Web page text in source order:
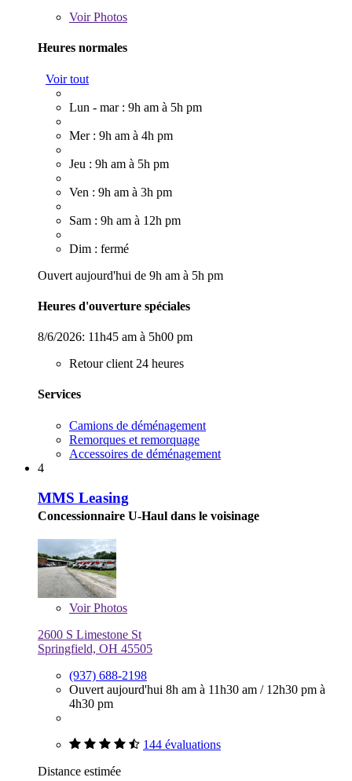
VoirPhotos
Heures normales
Voir tout
Lun - mar : 9h am à 5h pm
Mer : 9h am à 4h pm
Jeu : 9h am à 5h pm
Ven : 9h am à 3h pm
Sam : 9h am à 12h pm
Dim : fermé
Ouvert aujourd'hui de 9h am à 5h pm
Heures d'ouverture spéciales
8/6/2026: 11h45 am à 5h00 pm
Retour client 24 heures
Services
Camions de déménagement
Remorques et remorquage
Accessoires de déménagement
4
MMS Leasing
Concessionnaire U-Haul dans le voisinage
VoirPhotos
2600 S Limestone St
Springfield, OH 45505
(937) 688-2198
Ouvert aujourd'hui 8h am à 11h30 am / 12h30 pm à
4h30 pm
144 évaluations
Distance estimée